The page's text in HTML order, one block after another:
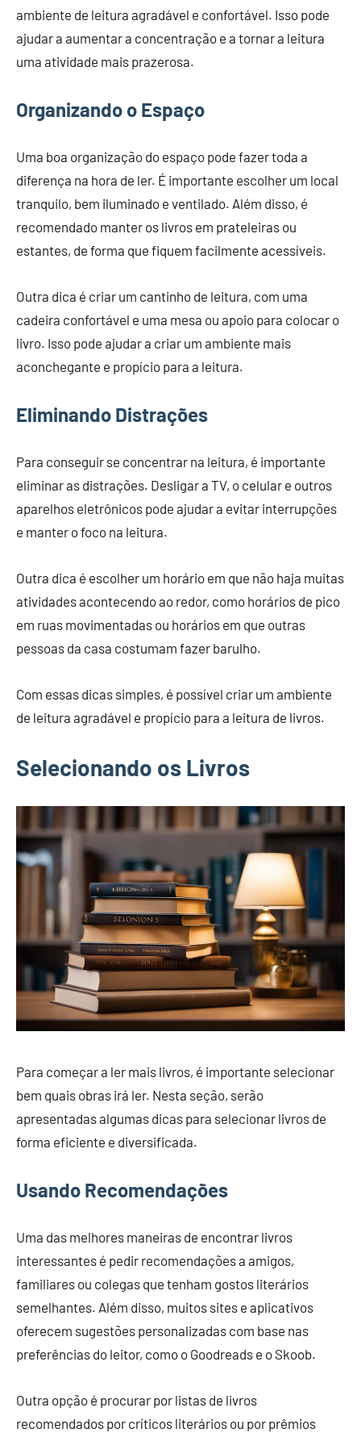
ambiente de leitura agradável e confortável. Isso pode
ajudar a aumentar a concentração e a tornar a leitura
uma atividade mais prazerosa.
Organizando o Espaço
Uma boa organização do espaço pode fazer toda a
diferença na hora de ler. É importante escolher um local
tranquilo, bem iluminado e ventilado. Além disso, é
recomendado manter os livros em prateleiras ou
estantes, de forma que fiquem facilmente acessíveis.
Outra dica é criar um cantinho de leitura, com uma
cadeira confortável e uma mesa ou apoio para colocar o
livro. Isso pode ajudar a criar um ambiente mais
aconchegante e propício para a leitura.
Eliminando Distrações
Para conseguir se concentrar na leitura, é importante
eliminar as distrações. Desligar a TV, o celular e outros
aparelhos eletrônicos pode ajudar a evitar interrupções
e manter o foco na leitura.
Outra dica é escolher um horário em que não haja muitas
atividades acontecendo ao redor, como horários de pico
em ruas movimentadas ou horários em que outras
pessoas da casa costumam fazer barulho.
Com essas dicas simples, é possível criar um ambiente
de leitura agradável e propício para a leitura de livros.
Selecionando os Livros
Para começar a ler mais livros, é importante selecionar
bem quais obras irá ler. Nesta seção, serão
apresentadas algumas dicas para selecionar livros de
forma eficiente e diversificada.
Usando Recomendações
Uma das melhores maneiras de encontrar livros
interessantes é pedir recomendações a amigos,
familiares ou colegas que tenham gostos literários
semelhantes. Além disso, muitos sites e aplicativos
oferecem sugestões personalizadas com base nas
preferências do leitor, como o Goodreads e o Skoob.
Outra opção é procurar por listas de livros
recomendados por críticos literários ou por prêmios